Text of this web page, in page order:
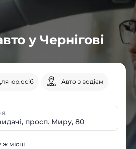
у Чернігові
юр.осіб Авто з водієм
місці